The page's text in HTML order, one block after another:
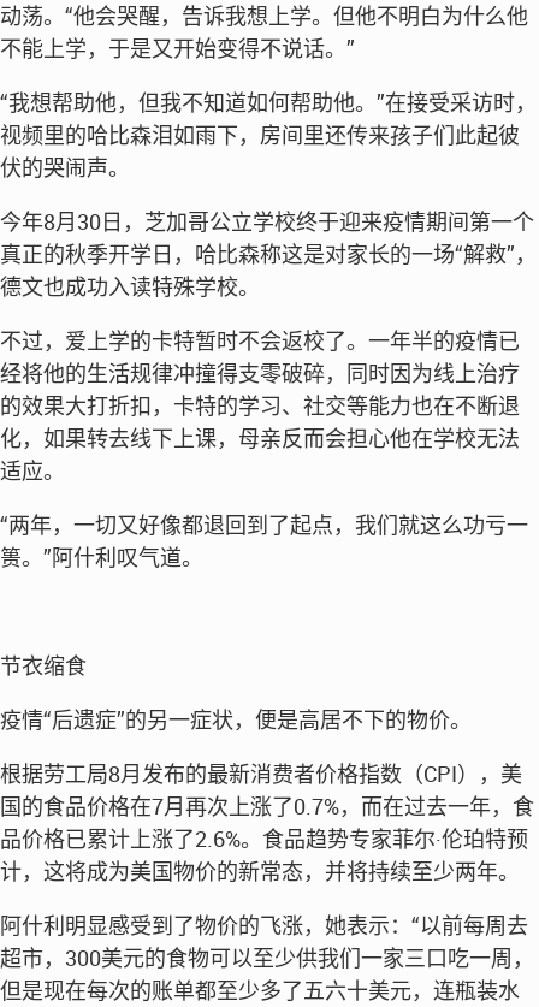
动荡。“他会哭醒，告诉我想上学。但他不明白为什么他
不能上学，于是又开始变得不说话。”
“我想帮助他，但我不知道如何帮助他。”在接受采访时，
视频里的哈比森泪如雨下，房间里还传来孩子们此起彼
伏的哭闹声。
今年8月30日，芝加哥公立学校终于迎来疫情期间第一个
真正的秋季开学日，哈比森称这是对家长的一场“解救”，
德文也成功入读特殊学校。
不过，爱上学的卡特暂时不会返校了。一年半的疫情已
经将他的生活规律冲撞得支零破碎，同时因为线上治疗
的效果大打折扣，卡特的学习、社交等能力也在不断退
化，如果转去线下上课，母亲反而会担心他在学校无法
适应。
“两年，一切又好像都退回到了起点，我们就这么功亏一
篑。”阿什利叹气道。
节衣缩食
疫情“后遗症”的另一症状，便是高居不下的物价。
根据劳工局8月发布的最新消费者价格指数（CPI），美
国的食品价格在7月再次上涨了0.7%，而在过去一年，食
品价格已累计上涨了2.6%。食品趋势专家菲尔·伦珀特预
计，这将成为美国物价的新常态，并将持续至少两年。
阿什利明显感受到了物价的飞涨，她表示：“以前每周去
超市，300美元的食物可以至少供我们一家三口吃一周，
但是现在每次的账单都至少多了五六十美元，连瓶装水